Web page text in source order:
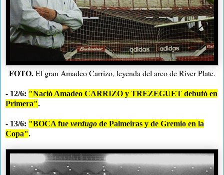
FOTO.El gran Amadeo Carrizo, leyenda del arco de River Plate.
- 12/6: "Nació Amadeo CARRIZO y TREZEGUET debutó en
Primera".
- 13/6: "BOCA fue verdugo de Palmeiras y de Gremio en la
Copa".